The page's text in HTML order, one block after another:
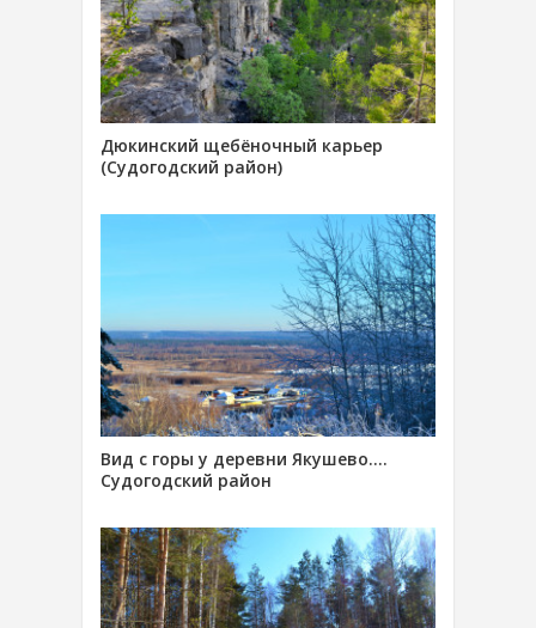
Дюкинский щебёночный карьер
(Судогодский район)
Вид с горы у деревни Якушево….
Судогодский район